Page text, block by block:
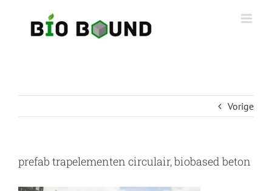
Vorige
prefab trapelementen circulair, biobased beton